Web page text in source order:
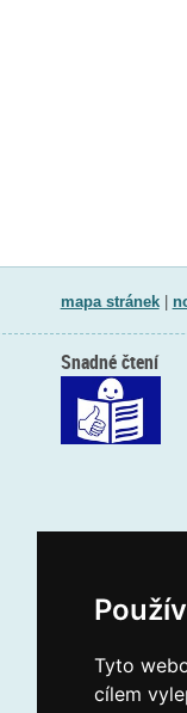
Tyto
cílem
mapa stránek|
Snadné čtení